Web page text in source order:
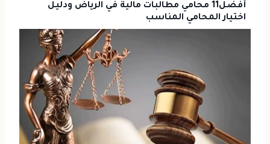
أفضل11 محامي مطالبات مالية في الرياض ودليل
اختيار المحامي المناسب